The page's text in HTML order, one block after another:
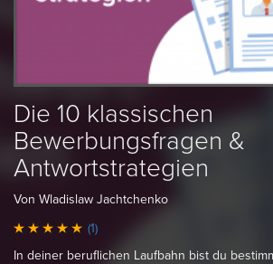
Die 10 klassischen
Bewerbungsfragen &
Antwortstrategien
Von Wladislaw Jachtchenko
(1)
In deiner beruflichen Laufbahn bist du